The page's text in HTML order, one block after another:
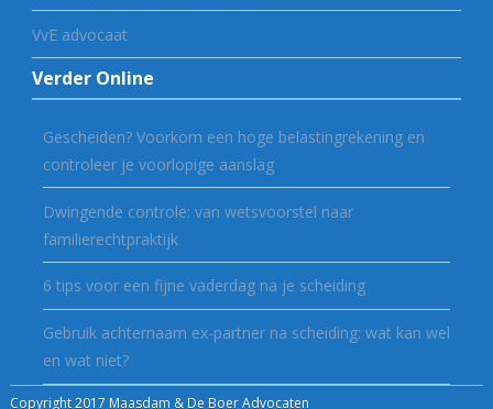
VvE advocaat
Verder Online
Gescheiden? Voorkom een hoge belastingrekening en
controleer je voorlopige aanslag
Dwingende controle: van wetsvoorstel naar
familierechtpraktijk
6 tips voor een fijne vaderdag na je scheiding
Gebruik achternaam ex-partner na scheiding: wat kan wel
en wat niet?
Copyright 2017 Maasdam & De Boer Advocaten